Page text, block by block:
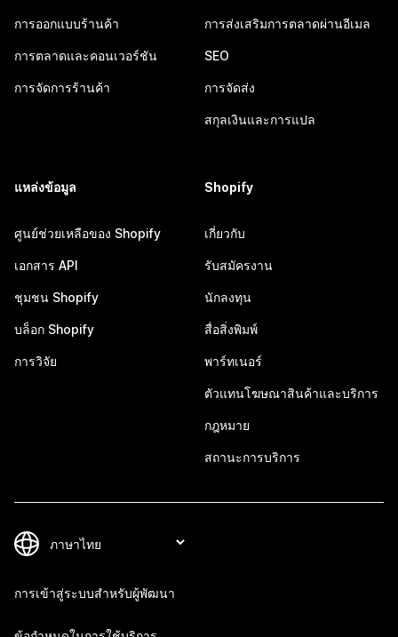
การออกแบบร้านค้า
การตลาดและคอนเวอร์ชัน
การจัดการร้านค้า
การส่งเสริมการตลาดผ่านอีเมล
SEO
การจัดส่ง
สกุลเงินและการแปล
แหล่งข้อมูล
ศูนย์ช่วยเหลือของ Shopify
เอกสาร API
ชุมชน Shopify
บล็อก Shopify
การวิจัย
Shopify
เกี่ยวกับ
รับสมัครงาน
นักลงทุน
สื่อสิ่งพิมพ์
พาร์ทเนอร์
ตัวแทนโฆษณาสินค้าและบริการ
กฎหมาย
สถานะการบริการ
การเข้าสู่ระบบสำหรับผู้พัฒนา